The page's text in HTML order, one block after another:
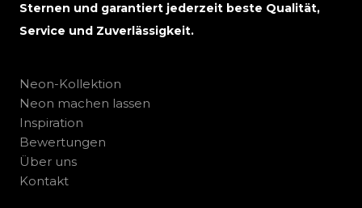
Sternen und garantiert jederzeit beste Qualität,
Service und Zuverlässigkeit.
Neon-Kollektion
Neon machen lassen
Inspiration
Bewertungen
Über uns
Kontakt